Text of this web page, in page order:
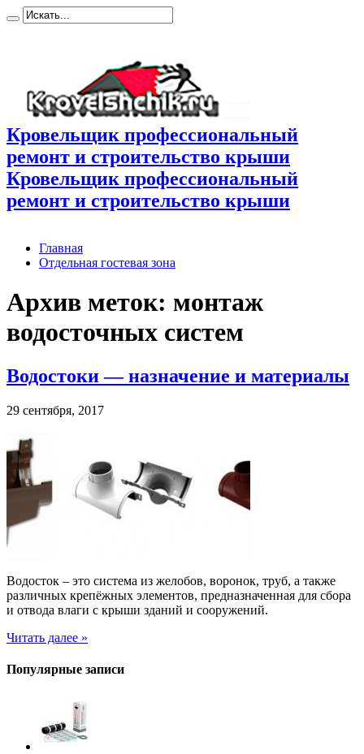
Кровельщик профессиональный
ремонт и строительство крыши
Кровельщик профессиональный
ремонт и строительство крыши
Главная
Отдельная гостевая зона
Архив меток: монтаж
водосточных систем
Водостоки — назначение и материалы
29 сентября, 2017
Водосток – это система из желобов, воронок, труб, а также
различных крепёжных элементов, предназначенная для сбора
и отвода влаги с крыши зданий и сооружений.
Читать далее »
Популярные записи